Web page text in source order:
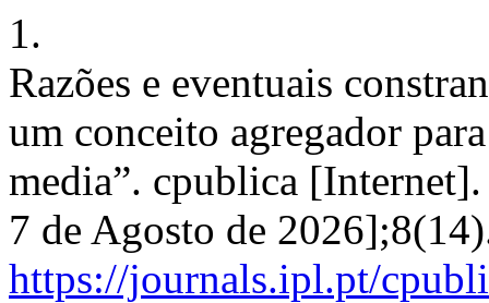
1.
Razões e eventuais
um conceito agregador
media”. cpublica
7 de Agosto de
https://journals.ipl.pt/